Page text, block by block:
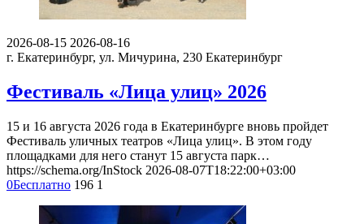
2026-08-15 2026-08-16
г. Екатеринбург, ул. Мичурина, 230 Екатеринбург
Фестиваль «Лица улиц» 2026
15 и 16 августа 2026 года в Екатеринбурге вновь пройдет
Фестиваль уличных театров «Лица улиц». В этом году
площадками для него станут 15 августа парк…
https://schema.org/InStock 2026-08-07T18:22:00+03:00
0Бесплатно 196 1